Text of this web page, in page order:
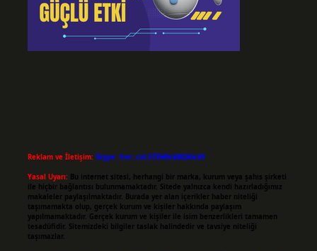
Reklam ve İletişim: Skype: live:.cid.575569c608265c69
Yasal Uyarı: Bu internet sitesi, herhangi bir marka, kurum veya şahıs şirketi
ile hiçbir bağlantısı bulunmamaktadır. Sitede yalnızca kendi hazırladığımız
makaleler paylaşılmaktadır. Burada yer alan içerikler haber niteliği
taşımamakta olup, gerçek kurum ve kişiler hakkında paylaşım
yapılmamaktadır. Gerçek kurum ve kişiler ile isim benzerlikleri tamamen
tesadüfidir. Sitemizdeki bilgiler taslak halindedir ve tavsiye niteliği
taşımazlar.